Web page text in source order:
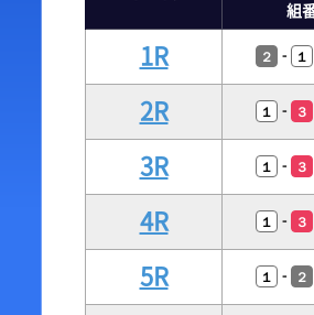
組
1R ２ - １
2R １ - ３
3R １ - ３
4R １ - ３
5R １ - ２